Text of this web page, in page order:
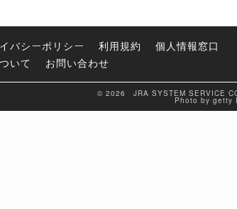
バシーポリシー 利用規約
個人情報窓口
いて お問い合わせ
© 2026 JRA SYSTEM SERVICE
Photo by getty